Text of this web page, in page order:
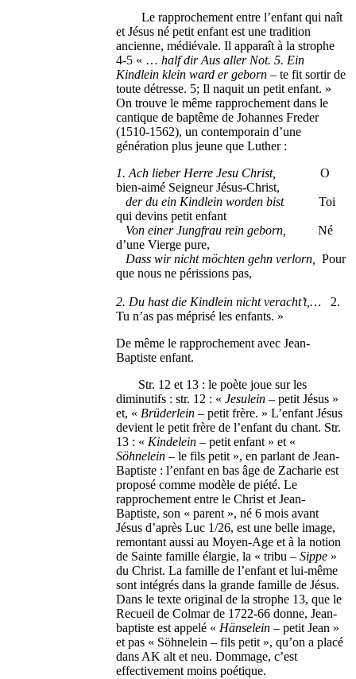
Le rapprochement entre l’enfant qui naît
et Jésus né petit enfant est une tradition
ancienne, médiévale. Il apparaît à la strophe
4-5 « … half dir Aus aller Not. 5. Ein
Kindlein klein ward er geborn– te fit sortir de
toute détresse. 5; Il naquit un petit enfant. »
On trouve le même rapprochement dans le
cantique de baptême de Johannes Freder
(1510-1562), un contemporain d’une
génération plus jeune que Luther :
1. Ach lieber Herre Jesu Christ,O
bien-aimé Seigneur Jésus-Christ,
der du ein Kindlein worden bistToi
qui devins petit enfant
Von einer Jungfrau rein geborn,Né
d’une Vierge pure,
Dass wir nicht möchten gehn verlorn,Pour
que nous ne périssions pas,
2. Du hast die Kindlein nicht veracht’t,… 2.
Tu n’as pas méprisé les enfants. »
De même le rapprochement avec Jean-
Baptiste enfant.
Str. 12 et 13 : le poète joue sur les
diminutifs : str. 12 : «Jesulein – petit Jésus »
et, « Brüderlein – petit frère. » L’enfant Jésus
devient le petit frère de l’enfant du chant. Str.
13 : « Kindelein– petit enfant » et «
Söhnelein– le fils petit », en parlant de Jean-
Baptiste : l’enfant en bas âge de Zacharie est
proposé comme modèle de piété. Le
rapprochement entre le Christ et Jean-
Baptiste, son « parent », né 6 mois avant
Jésus d’après Luc 1/26, est une belle image,
remontant aussi au Moyen-Age et à la notion
de Sainte famille élargie, la « tribu – Sippe »
du Christ. La famille de l’enfant et lui-même
sont intégrés dans la grande famille de Jésus.
Dans le texte original de la strophe 13, que le
Recueil de Colmar de 1722-66 donne, Jean-
baptiste est appelé « Hänselein – petit Jean »
et pas « Söhnelein – fils petit », qu’on a placé
dans AK alt et neu. Dommage, c’est
effectivement moins poétique.